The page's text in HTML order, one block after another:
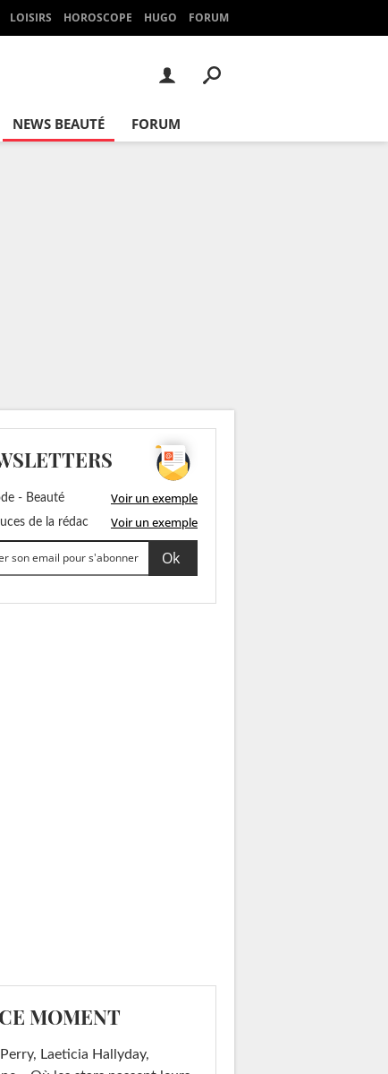
LOISIRS HOROSCOPE HUGO FORUM
NEWS BEAUTÉ FORUM
- Beauté Voir un exemple
de la rédac Voir un exemple
MOMENT
Laeticia Hallyday,